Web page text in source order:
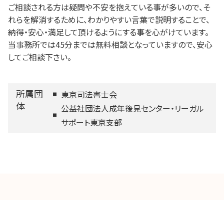
ご相談される方は疑問や不安を抱えている事が多いので、そ
れらを解消するために、わかりやすい言葉で説明することで、
納得・安心・満足して頂けるようにする事を心がけています。
当事務所では45分までは無料相談となっていますので、安心
してご相談下さい。
所属団
体
東京司法書士会
公益社団法人成年後見センター・リーガル
サポート東京支部